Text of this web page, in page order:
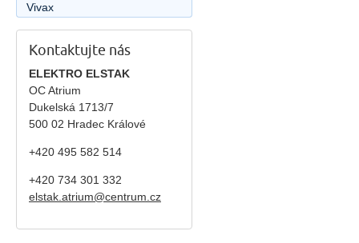
Vivax
Kontaktujte nás
ELEKTRO ELSTAK
OC Atrium
Dukelská 1713/7
500 02 Hradec Králové
+420 495 582 514
+420 734 301 332
elstak.atrium@centrum.cz